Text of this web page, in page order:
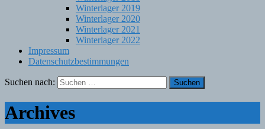
Winterlager 2019
Winterlager 2020
Winterlager 2021
Winterlager 2022
Impressum
Datenschutzbestimmungen
Suchen nach:
Archives